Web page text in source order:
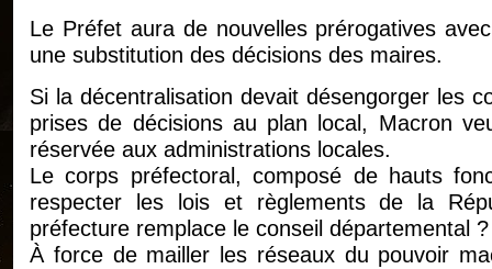
Le Préfet aura de nouvelles prérogatives
une substitution des décisions des maires.
Si la décentralisation devait désengorger les
prises de décisions au plan local, Macron
réservée aux administrations locales.
Le corps préfectoral, composé de hauts
respecter les lois et règlements de la
préfecture remplace le conseil départemental ?
À force de mailler les réseaux du pouvoir